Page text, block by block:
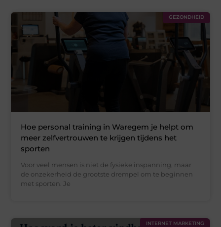
GEZONDHEID
Hoe personal training in Waregem je helpt om
meer zelfvertrouwen te krijgen tijdens het
sporten
Voor veel mensen is niet de fysieke inspanning, maar
de onzekerheid de grootste drempel om te beginnen
met sporten. Je
INTERNET MARKETING